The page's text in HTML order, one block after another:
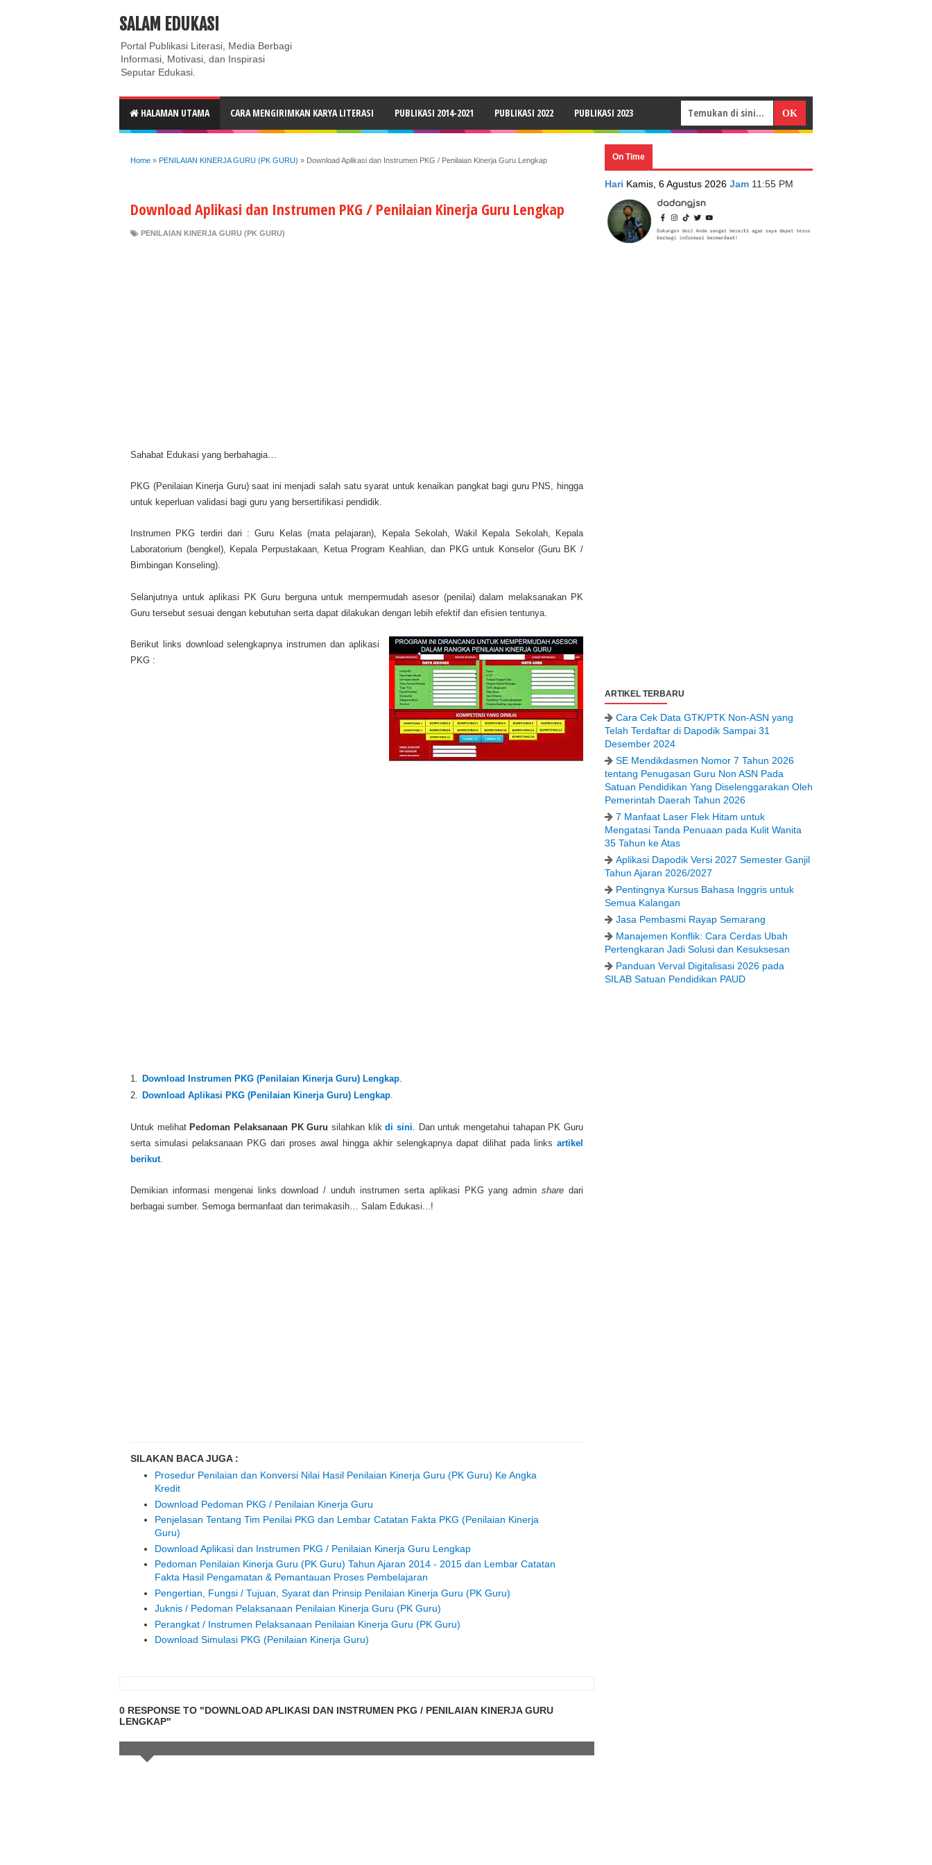
ABOUT CONTACT US
SALAM EDUKASI
Portal Publikasi Literasi, Media Berbagi
Informasi, Motivasi, dan Inspirasi
Seputar Edukasi.
HALAMAN UTAMA CARA MENGIRIMKAN KARYA LITERASI PUBLIKASI 2014-2021 PUBLIKASI 2022 PUBLIKASI 2023
Home » PENILAIAN KINERJA GURU (PK GURU) » Download Aplikasi dan Instrumen PKG / Penilaian Kinerja Guru Lengkap
Download Aplikasi dan Instrumen PKG / Penilaian Kinerja Guru Lengkap
PENILAIAN KINERJA GURU (PK GURU)
Sahabat Edukasi yang berbahagia…
PKG (Penilaian Kinerja Guru) saat ini menjadi salah satu syarat untuk kenaikan pangkat bagi guru PNS, hingga
untuk keperluan validasi bagi guru yang bersertifikasi pendidik.
Instrumen PKG terdiri dari : Guru Kelas (mata pelajaran), Kepala Sekolah, Wakil Kepala Sekolah, Kepala
Laboratorium (bengkel), Kepala Perpustakaan, Ketua Program Keahlian, dan PKG untuk Konselor (Guru BK /
Bimbingan Konseling).
Selanjutnya untuk aplikasi PK Guru berguna untuk mempermudah asesor (penilai) dalam melaksanakan PK
Guru tersebut sesuai dengan kebutuhan serta dapat dilakukan dengan lebih efektif dan efisien tentunya.
Berikut links download selengkapnya instrumen dan aplikasi
PKG :
1. Download Instrumen PKG (Penilaian Kinerja Guru) Lengkap.
2. Download Aplikasi PKG (Penilaian Kinerja Guru) Lengkap.
Untuk melihat Pedoman Pelaksanaan PK Guru silahkan klikdi sini. Dan untuk mengetahui tahapan PK Guru
serta simulasi pelaksanaan PKG dari proses awal hingga akhir selengkapnya dapat dilihat pada links artikel
berikut.
Demikian informasi mengenai links download / unduh instrumen serta aplikasi PKG yang adminshare dari
berbagai sumber. Semoga bermanfaat dan terimakasih… Salam Edukasi...!
SILAKAN BACA JUGA :
Prosedur Penilaian dan Konversi Nilai Hasil Penilaian Kinerja Guru (PK Guru) Ke Angka
Kredit
Download Pedoman PKG / Penilaian Kinerja Guru
Penjelasan Tentang Tim Penilai PKG dan Lembar Catatan Fakta PKG (Penilaian Kinerja
Guru)
Download Aplikasi dan Instrumen PKG / Penilaian Kinerja Guru Lengkap
Pedoman Penilaian Kinerja Guru (PK Guru) Tahun Ajaran 2014 - 2015 dan Lembar Catatan
Fakta Hasil Pengamatan & Pemantauan Proses Pembelajaran
Pengertian, Fungsi / Tujuan, Syarat dan Prinsip Penilaian Kinerja Guru (PK Guru)
Juknis / Pedoman Pelaksanaan Penilaian Kinerja Guru (PK Guru)
Perangkat / Instrumen Pelaksanaan Penilaian Kinerja Guru (PK Guru)
Download Simulasi PKG (Penilaian Kinerja Guru)
0 RESPONSE TO "DOWNLOAD APLIKASI DAN INSTRUMEN PKG / PENILAIAN KINERJA GURU
LENGKAP"
On Time
Hari Kamis, 6 Agustus 2026 Jam 11:55 PM
ARTIKEL TERBARU
Cara Cek Data GTK/PTK Non-ASN yang
Telah Terdaftar di Dapodik Sampai 31
Desember 2024
SE Mendikdasmen Nomor 7 Tahun 2026
tentang Penugasan Guru Non ASN Pada
Satuan Pendidikan Yang Diselenggarakan Oleh
Pemerintah Daerah Tahun 2026
7 Manfaat Laser Flek Hitam untuk
Mengatasi Tanda Penuaan pada Kulit Wanita
35 Tahun ke Atas
Aplikasi Dapodik Versi 2027 Semester Ganjil
Tahun Ajaran 2026/2027
Pentingnya Kursus Bahasa Inggris untuk
Semua Kalangan
Jasa Pembasmi Rayap Semarang
Manajemen Konflik: Cara Cerdas Ubah
Pertengkaran Jadi Solusi dan Kesuksesan
Panduan Verval Digitalisasi 2026 pada
SILAB Satuan Pendidikan PAUD